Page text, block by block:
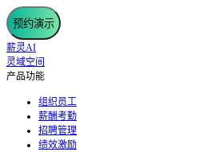
预约演示
薪灵AI
灵域空间
产品功能
组织员工
薪酬考勤
招聘管理
绩效激励